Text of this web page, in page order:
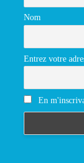
Nom
Entrez votre
En